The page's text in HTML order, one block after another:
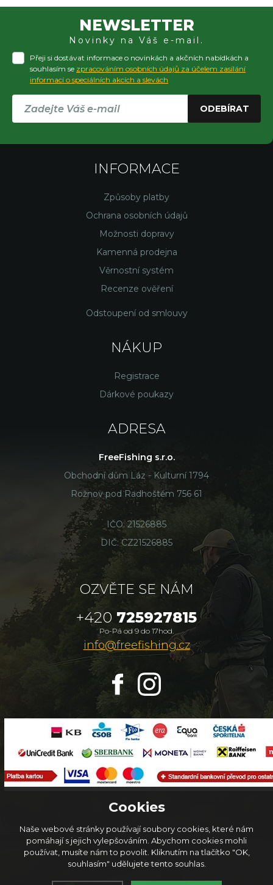
NEWSLETTER
Novinky na Váš e-mail.
Přeji si dostávat informace o novinkách a akčních nabídkách a
souhlasím se zpracováním osobních údajů za účelem zasílání
informací o speciálních akcích a slevách
ODEBÍRAT
INFORMACE
Způsoby platby
Ochrana osobních údajů
Možnosti dopravy
Kamenná prodejna
Věrnostní systém
Recenze ověření
Odstoupení od smlouvy
NÁKUP
Registrace
Dárkové poukazy
ADRESA
FreeFishing s.r.o.
Obchodní dům Láz - Kulturní 1794
Rožnov pod Radhoštěm 756 61
IČO: 21526885
DIČ: CZ21526885
OZVĚTE SE NÁM
+420 725927815
Po-Pá od 9 do 17hod.
info@freefishing.cz
© 2026FreeFishing.cz
Cookies
Naše webové stránky používají soubory cookies, které nám
pomáhají s jejich vylepšováním. Abychom cookies mohli
používat, musíte nám to povolit. Kliknutím na tlačítko "OK,
souhlasím" udělujete tento souhlas.